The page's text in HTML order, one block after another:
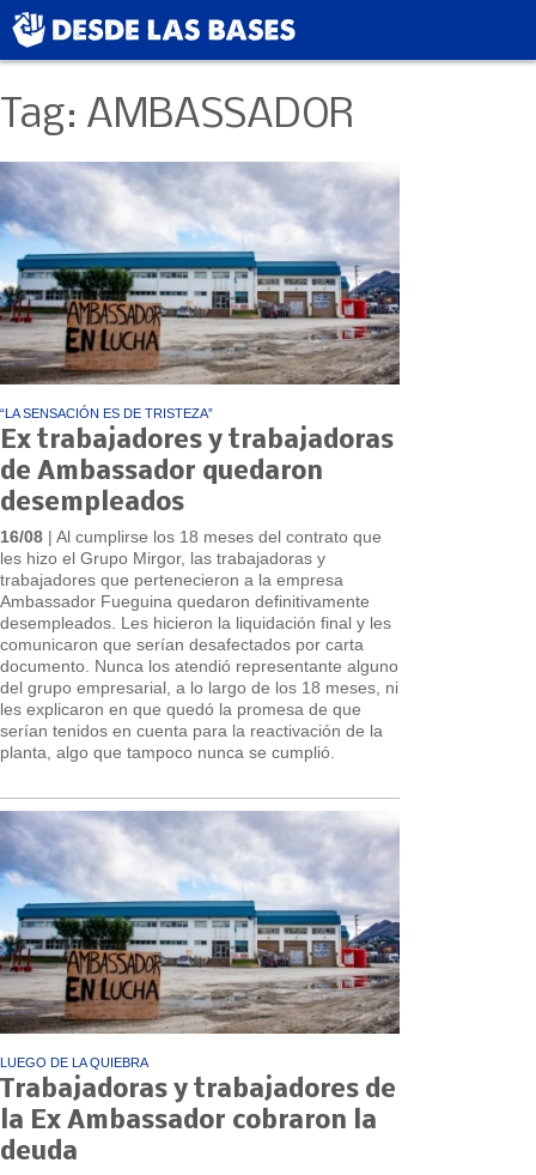
Tag: AMBASSADOR
“LA SENSACIÓN ES DE TRISTEZA”
Ex trabajadores y trabajadoras
de Ambassador quedaron
desempleados
16/08 | Al cumplirse los 18 meses del contrato que
les hizo el Grupo Mirgor, las trabajadoras y
trabajadores que pertenecieron a la empresa
Ambassador Fueguina quedaron definitivamente
desempleados. Les hicieron la liquidación final y les
comunicaron que serían desafectados por carta
documento. Nunca los atendió representante alguno
del grupo empresarial, a lo largo de los 18 meses, ni
les explicaron en que quedó la promesa de que
serían tenidos en cuenta para la reactivación de la
planta, algo que tampoco nunca se cumplió.
LUEGO DE LA QUIEBRA
Trabajadoras y trabajadores de
la Ex Ambassador cobraron la
deuda